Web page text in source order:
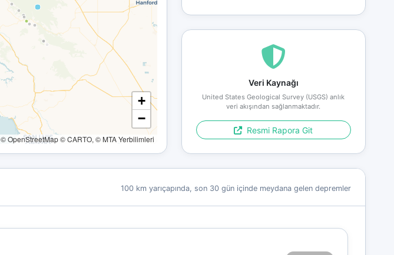
+
−
© OpenStreetMap © CARTO, © MTA Yerbilimleri
Veri Kaynağı
United States Geological Survey (USGS) anlık
veri akışından sağlanmaktadır.
Resmi Rapora Git
100 km yarıçapında, son 30 gün içinde meydana gelen depremler